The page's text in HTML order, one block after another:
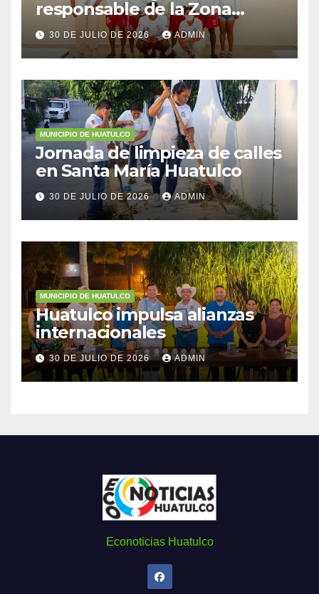
responsable de la Zona
Federal Marítimo Terrestre
30 DE JULIO DE 2026 ADMIN
MUNICIPIO DE HUATULCO
Jornada de limpieza de calles
en Santa María Huatulco
30 DE JULIO DE 2026 ADMIN
MUNICIPIO DE HUATULCO
Huatulco impulsa alianzas
internacionales
30 DE JULIO DE 2026 ADMIN
Econoticias Huatulco